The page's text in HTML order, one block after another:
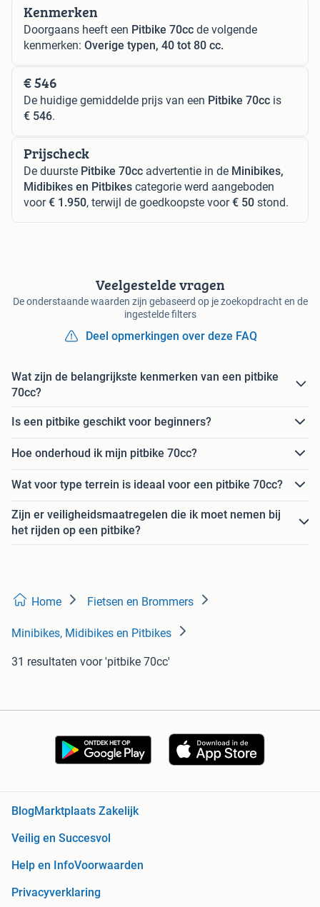
Kenmerken
Doorgaans heeft een Pitbike 70cc de volgende
kenmerken: Overige typen, 40 tot 80 cc.
€ 546
De huidige gemiddelde prijs van een Pitbike 70cc is
€ 546.
Prijscheck
De duurste Pitbike 70cc advertentie in de Minibikes,
Midibikes en Pitbikes categorie werd aangeboden
voor€ 1.950, terwijl de goedkoopste voor€ 50 stond.
Veelgestelde vragen
De onderstaande waarden zijn gebaseerd op je zoekopdracht en de
ingestelde filters
Deel opmerkingen over deze FAQ
Wat zijn de belangrijkste kenmerken van een pitbike
70cc?
Is een pitbike geschikt voor beginners?
Hoe onderhoud ik mijn pitbike 70cc?
Wat voor type terrein is ideaal voor een pitbike 70cc?
Zijn er veiligheidsmaatregelen die ik moet nemen bij
het rijden op een pitbike?
Home Fietsen en Brommers
Minibikes, Midibikes en Pitbikes
31 resultaten voor 'pitbike 70cc'
BlogMarktplaats Zakelijk
Veilig en Succesvol
Help en InfoVoorwaarden
Privacyverklaring